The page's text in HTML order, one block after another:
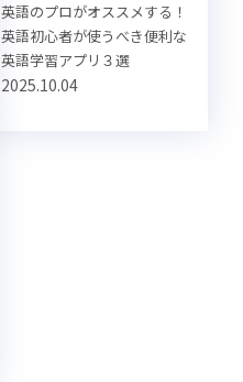
英語のプロがオススメする！
英語初心者が使うべき便利な
英語学習アプリ３選
2025.10.04